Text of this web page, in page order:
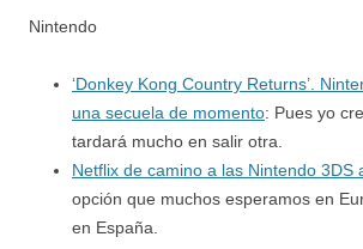
Nintendo
‘Donkey Kong Country Returns’.
una secuela de momento: Pues yo
tardará mucho en salir otra.
Netflix de camino a las Nintendo 3DS
opción que muchos esperamos en
en España.